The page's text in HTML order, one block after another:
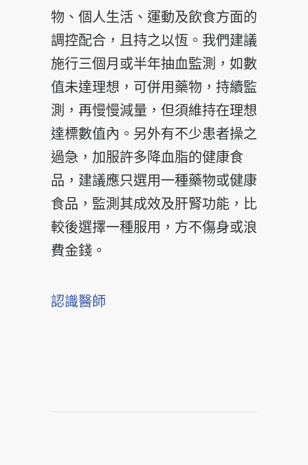
物、個人生活、運動及飲食方面的
調控配合，且持之以恆。我們建議
施行三個月或半年抽血監測，如數
值未達理想，可併用藥物，持續監
測，再慢慢減量，但須維持在理想
達標數值內。另外有不少患者操之
過急，加服許多降血脂的健康食
品，建議應只選用一種藥物或健康
食品，監測其成效及肝腎功能，比
較後選擇一種服用，方不傷身或浪
費金錢。
認識醫師